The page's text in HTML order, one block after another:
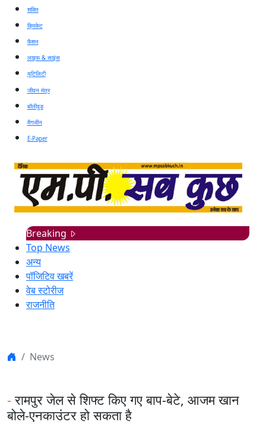
शक्ति
क्रिकेट
फैशन
लाइफ & साइंस
यूटिलिटी
जीवन मंत्र
बॉलीवुड
मैगजीन
E-Paper
Breaking
Top News
अन्य
पॉजिटिव खबरें
वेब स्टोरीज
राजनीति
News
-रामपुर जेल से शिफ्ट किए गए बाप-बेटे, आजम खान
बोले-एनकाउंटर हो सकता है